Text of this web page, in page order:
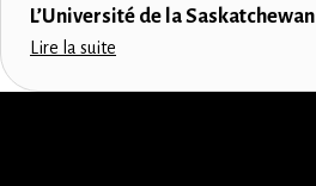
L’Université de la Saskatchewan
Lire la suite